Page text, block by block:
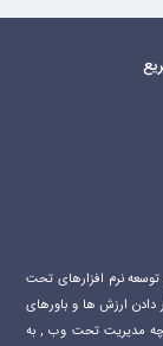
طراحی و توسعه نرم افزارهای تحت
دادن ارزش ها و باورهای
مدیریت تحت وب , به